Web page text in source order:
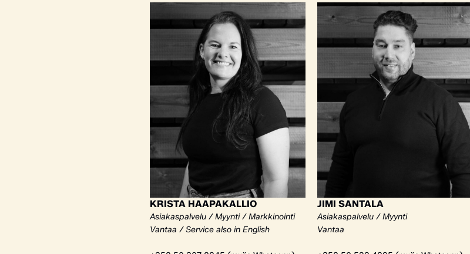
KRISTA HAAPAKALLIO
Asiakaspalvelu / Myynti / Markkinointi
Vantaa / Service also in English
JIMI SANTALA
Asiakaspalvelu / Myynti
Vantaa